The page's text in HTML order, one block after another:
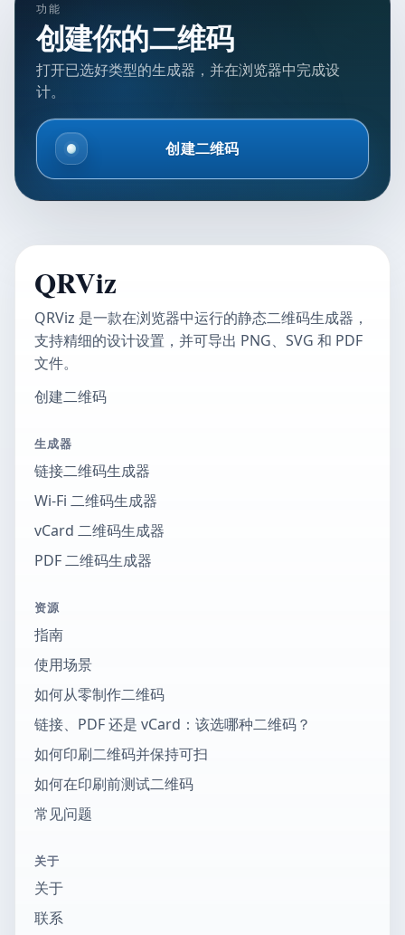
功能
创建你的二维码
打开已选好类型的生成器，并在浏览器中完成设
计。
创建二维码
QRViz
QRViz 是一款在浏览器中运行的静态二维码生成器，
支持精细的设计设置，并可导出 PNG、SVG 和 PDF
文件。
创建二维码
生成器
链接二维码生成器
Wi-Fi 二维码生成器
vCard 二维码生成器
PDF 二维码生成器
资源
指南
使用场景
如何从零制作二维码
链接、PDF 还是 vCard：该选哪种二维码？
如何印刷二维码并保持可扫
如何在印刷前测试二维码
常见问题
关于
关于
联系